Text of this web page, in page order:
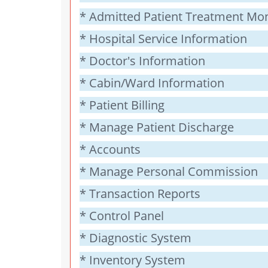
* Admitted Patient Treatment
* Hospital Service Information
* Doctor's Information
* Cabin/Ward Information
* Patient Billing
* Manage Patient Discharge
* Accounts
* Manage Personal Commission
* Transaction Reports
* Control Panel
* Diagnostic System
* Inventory System